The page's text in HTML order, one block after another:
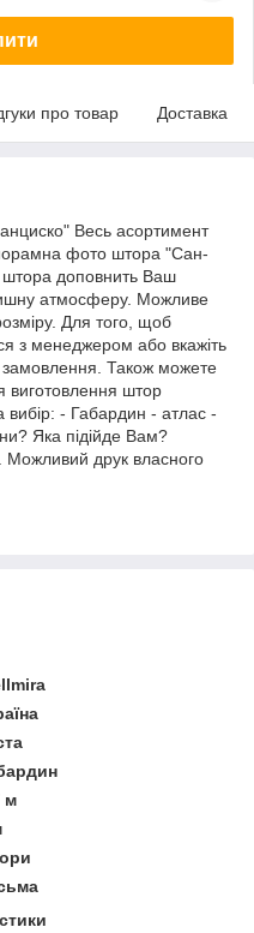
про товар Доставка
Весь асортимент
фото штора "Сан-
штора доповнить Ваш
атмосферу. Можливе
Для того, щоб
з менеджером або вкажіть
Також можете
виготовлення штор
вибір: - Габардин - атлас -
Яка підійде Вам?
Можливий друк власного
м